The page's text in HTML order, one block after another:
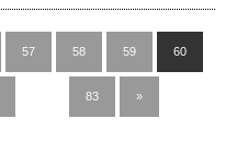
57 58 59 60
83 »